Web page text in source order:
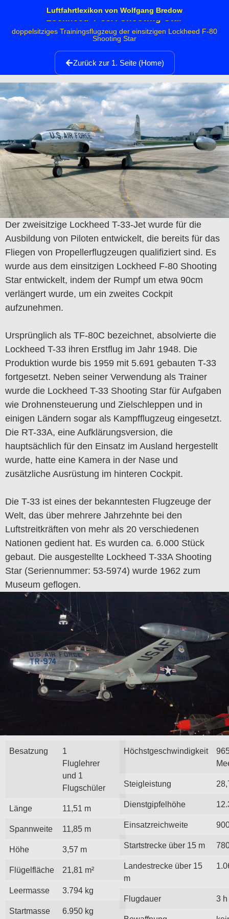
Luftfahrtlexikon von Wolfgang Bredow
Lockheed T-33A Shooting Star
doppelsitziges Trainingsflugzeug der einsitzigen Lockheed F-80
Shooting Star
Zurück zur 1. Seite (Home)
Der zweisitzige Lockheed T-33-Jet wurde für die
Ausbildung von Piloten entwickelt, die bereits für das
Fliegen von Propellerflugzeugen qualifiziert sind. Es
wurde aus dem einsitzigen Lockheed F-80 Shooting
Star entwickelt, indem der Rumpf um etwa 90cm
verlängert wurde, um ein zweites Cockpit
aufzunehmen.
Ursprünglich als TF-80C bezeichnet, absolvierte die
Lockheed T-33 ihren Erstflug im Jahr 1948. Die
Produktion wurde bis 1959 mit 5.691 gebauten T-33
fortgesetzt. Neben seiner Verwendung als Trainer
wurde die Lockheed T-33 Shooting Star für Aufgaben
wie Drohnensteuerung und Zielschleppen und in
einigen Ländern sogar als Kampfflugzeug eingesetzt.
Die RT-33A, eine Aufklärungsversion, die
hauptsächlich für den Einsatz im Ausland hergestellt
wurde, hatte eine Kamera in der Nase und
zusätzliche Ausrüstung im hinteren Cockpit.
Die T-33 ist eines der bekanntesten Flugzeuge der
Welt, das über mehrere Jahrzehnte bei den
Luftstreitkräften von mehr als 20 verschiedenen
Nationen gedient hat. Es wurden ca. 6.000 Stück
gebaut. Die ausgestellte Lockheed T-33A Shooting
Star (Seriennummer: 53-5974) wurde 1962 zum
Museum geflogen.
Besatzung
1
Fluglehrer
und 1
Flugschüler
Länge 11,51 m
Spannweite 11,85 m
Höhe 3,57 m
Flügelfläche 21,81 m²
Leermasse 3.794 kg
Startmasse 6.950 kg
Höchstgeschwindigkeit
Steigleistung
Dienstgipfelhöhe
Einsatzreichweite
Startstrecke über 15 m
Landestrecke über 15
m
Flugdauer 3